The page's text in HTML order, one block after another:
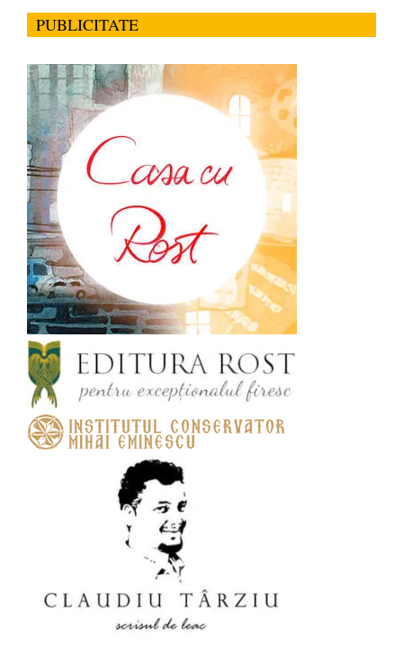
PUBLICITATE